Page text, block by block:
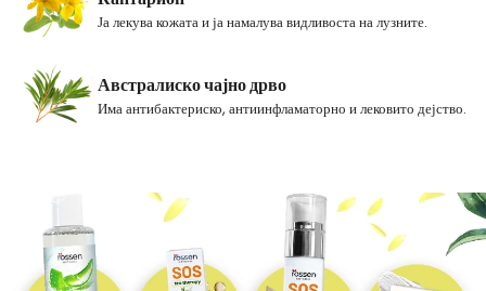
Ја лекува кожата и ја намалува видливоста на лузните.
Австралиско чајно дрво
Има антибактериско, антиинфламаторно и лековито дејство.